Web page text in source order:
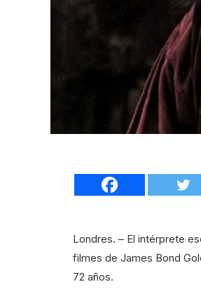
Londres. – El intérprete
filmes de James Bond
72 años.